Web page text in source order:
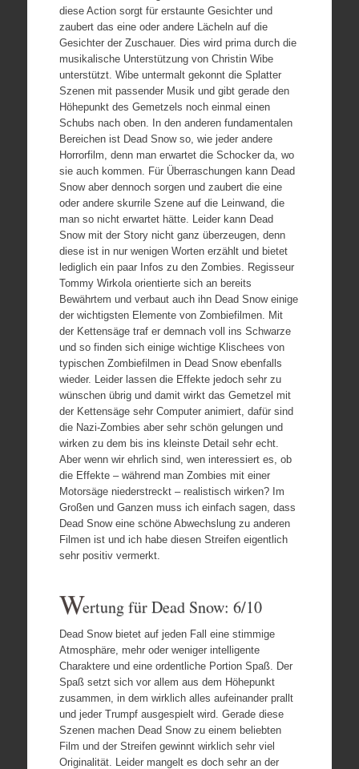
diese Action sorgt für erstaunte Gesichter und
zaubert das eine oder andere Lächeln auf die
Gesichter der Zuschauer. Dies wird prima durch die
musikalische Unterstützung von Christin Wibe
unterstützt. Wibe untermalt gekonnt die Splatter
Szenen mit passender Musik und gibt gerade den
Höhepunkt des Gemetzels noch einmal einen
Schubs nach oben. In den anderen fundamentalen
Bereichen ist Dead Snow so, wie jeder andere
Horrorfilm, denn man erwartet die Schocker da, wo
sie auch kommen. Für Überraschungen kann Dead
Snow aber dennoch sorgen und zaubert die eine
oder andere skurrile Szene auf die Leinwand, die
man so nicht erwartet hätte. Leider kann Dead
Snow mit der Story nicht ganz überzeugen, denn
diese ist in nur wenigen Worten erzählt und bietet
lediglich ein paar Infos zu den Zombies. Regisseur
Tommy Wirkola orientierte sich an bereits
Bewährtem und verbaut auch ihn Dead Snow einige
der wichtigsten Elemente von Zombiefilmen. Mit
der Kettensäge traf er demnach voll ins Schwarze
und so finden sich einige wichtige Klischees von
typischen Zombiefilmen in Dead Snow ebenfalls
wieder. Leider lassen die Effekte jedoch sehr zu
wünschen übrig und damit wirkt das Gemetzel mit
der Kettensäge sehr Computer animiert, dafür sind
die Nazi-Zombies aber sehr schön gelungen und
wirken zu dem bis ins kleinste Detail sehr echt.
Aber wenn wir ehrlich sind, wen interessiert es, ob
die Effekte – während man Zombies mit einer
Motorsäge niederstreckt – realistisch wirken? Im
Großen und Ganzen muss ich einfach sagen, dass
Dead Snow eine schöne Abwechslung zu anderen
Filmen ist und ich habe diesen Streifen eigentlich
sehr positiv vermerkt.
Wertung für Dead Snow: 6/10
Dead Snow bietet auf jeden Fall eine stimmige
Atmosphäre, mehr oder weniger intelligente
Charaktere und eine ordentliche Portion Spaß. Der
Spaß setzt sich vor allem aus dem Höhepunkt
zusammen, in dem wirklich alles aufeinander prallt
und jeder Trumpf ausgespielt wird. Gerade diese
Szenen machen Dead Snow zu einem beliebten
Film und der Streifen gewinnt wirklich sehr viel
Originalität. Leider mangelt es doch sehr an der